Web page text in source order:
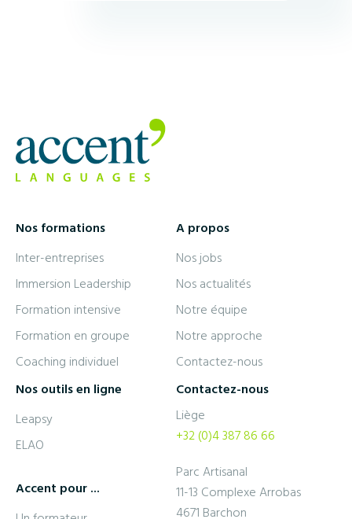
Nos formations
Inter-entreprises
Immersion Leadership
Formation intensive
Formation en groupe
Coaching individuel
A propos
Nos jobs
Nos actualités
Notre équipe
Notre approche
Contactez-nous
Nos outils en ligne
Leapsy
ELAO
Accent pour ...
Contactez-nous
Liège
+32 (0)4 387 86 66
Parc Artisanal
11-13 Complexe Arrobas
4671 Barchon